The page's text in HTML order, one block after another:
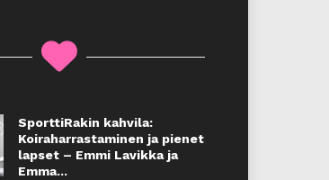
SporttiRakin kahvila:
Koiraharrastaminen ja pienet
lapset – Emmi Lavikka ja
Emma...